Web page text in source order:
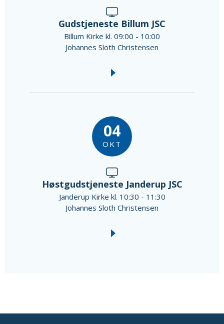
Gudstjeneste Billum JSC
Billum Kirke kl. 09:00 - 10:00
Johannes Sloth Christensen
04
OKT
Høstgudstjeneste Janderup JSC
Janderup Kirke kl. 10:30 - 11:30
Johannes Sloth Christensen